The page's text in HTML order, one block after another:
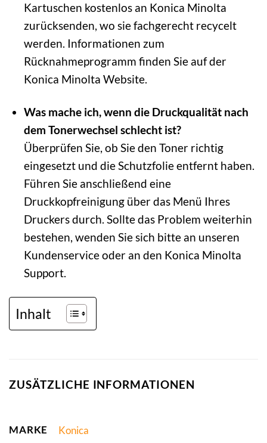
Kartuschen kostenlos an Konica Minolta
zurücksenden, wo sie fachgerecht recycelt
werden. Informationen zum
Rücknahmeprogramm finden Sie auf der
Konica Minolta Website.
Was mache ich, wenn die Druckqualität nach
dem Tonerwechsel schlecht ist?
Überprüfen Sie, ob Sie den Toner richtig
eingesetzt und die Schutzfolie entfernt haben.
Führen Sie anschließend eine
Druckkopfreinigung über das Menü Ihres
Druckers durch. Sollte das Problem weiterhin
bestehen, wenden Sie sich bitte an unseren
Kundenservice oder an den Konica Minolta
Support.
Inhalt
ZUSÄTZLICHE INFORMATIONEN
MARKE Konica